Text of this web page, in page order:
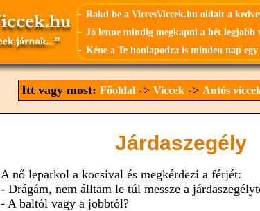
- Rakd be a ViccesViccek.hu oldalt a
- Jó lenne mindig megkapni a hét
- Kéne a Te honlapodra is minden nap
Itt vagy most: Főoldal -> Viccek -> Autós
Járdaszegély
A nő leparkol a kocsival és megkérdezi a férjét:
- Drágám, nem álltam le túl messze a
- A baltól vagy a jobbtól?